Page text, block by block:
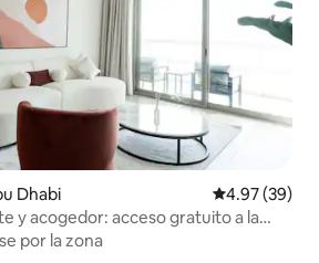
Dhabi Calificación
4.97 (39)
y acogedor: acceso gratuito a la
por la zona